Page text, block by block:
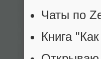
Чаты по
Книга